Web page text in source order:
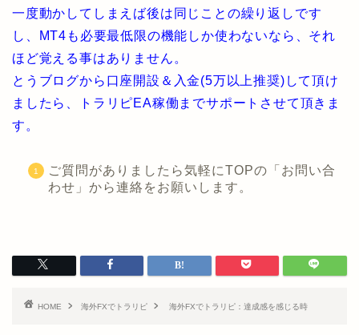
一度動かしてしまえば後は同じことの繰り返しです
し、MT4も必要最低限の機能しか使わないなら、それ
ほど覚える事はありません。
とうブログから口座開設＆入金(5万以上推奨)して頂け
ましたら、トラリピEA稼働までサポートさせて頂きま
す。
ご質問がありましたら気軽にTOPの「お問い合
わせ」から連絡をお願いします。
HOME 海外FXでトラリピ 海外FXでトラリピ：達成感を感じる時